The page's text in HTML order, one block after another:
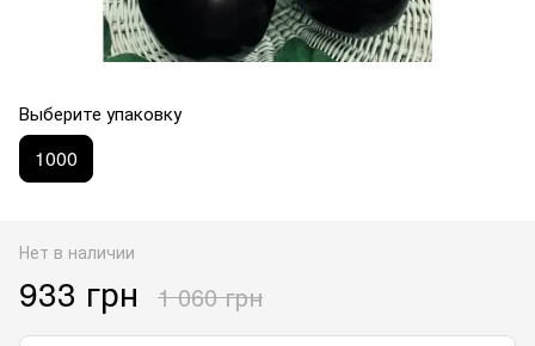
Выберите упаковку
1000
Нет в наличии
933 грн 1 060 грн